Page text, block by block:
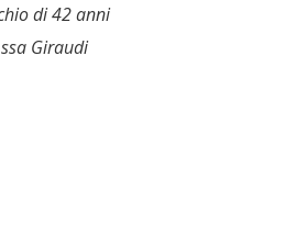
di 42 anni
Giraudi